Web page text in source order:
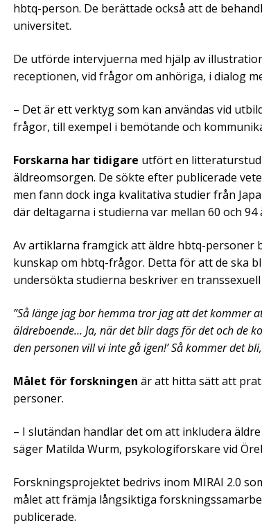
hbtq-person. De berättade också att de
universitet.
De utförde intervjuerna med hjälp av
receptionen, vid frågor om anhöriga, i dialog
– Det är ett verktyg som kan användas vid
frågor, till exempel i bemötande och
Forskarna har tidigare utfört en
äldreomsorgen. De sökte efter publicerade
men fann dock inga kvalitativa studier från
där deltagarna i studierna var mellan 60 och 94
Av artiklarna framgick att äldre hbtq-
kunskap om hbtq-frågor. Detta för att de ska
undersökta studierna beskriver en
”Så länge jag bor hemma tror jag att det kommer
äldreboende… Ja, när det blir dags för det och de
den personen vill vi inte gå igen!’ Så kommer det
Målet för forskningen är att hitta sätt att
personer.
– I slutändan handlar det om att inkludera
säger Matilda Wurm, psykologiforskare vid
Forskningsprojektet bedrivs inom MIRAI 2.0
målet att främja långsiktiga
publicerade.